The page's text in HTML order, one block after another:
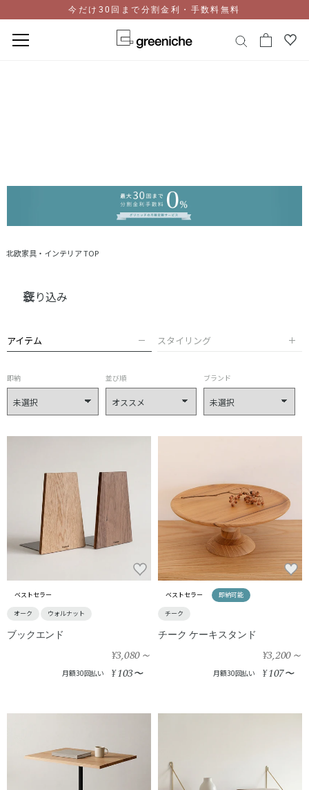
ッ
今だけ30回まで分割金利・手数料無料
北欧家具・インテリア TOP
絞り込み
アイテム スタイリング
即納 並び順 ブランド
ベストセラー
オーク ウォルナット
ブックエンド
¥3,080～
月額30回払い ¥103〜
ベストセラー 即納可能
チーク
チーク ケーキスタンド
¥3,200～
月額30回払い ¥107〜